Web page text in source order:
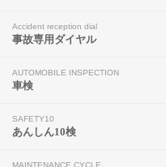
Accident reception dial
事故専用ダイヤル
AUTOMOBILE INSPECTION
車検
SAFETY10
あんしん10検
MAINTENANCE CYCLE